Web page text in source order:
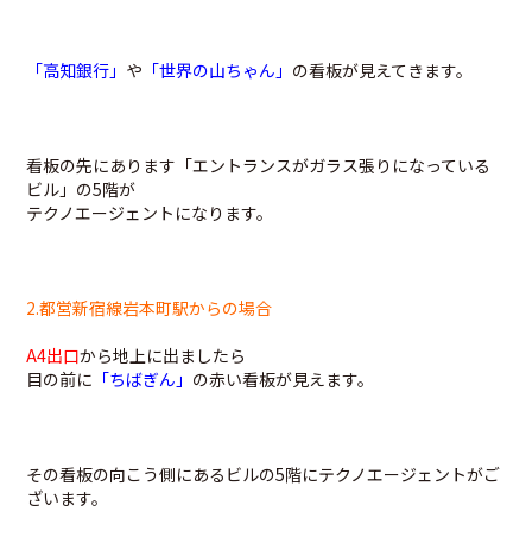
「高知銀行」 や 「世界の山ちゃん」 の看板が見えてきます。
看板の先にあります「エントランスがガラス張りになっている
ビル」の5階が
テクノエージェントになります。
2.都営新宿線岩本町駅からの場合
A4出口から地上に出ましたら
目の前に 「ちばぎん」 の赤い看板が見えます。
その看板の向こう側にあるビルの5階にテクノエージェントがご
ざいます。